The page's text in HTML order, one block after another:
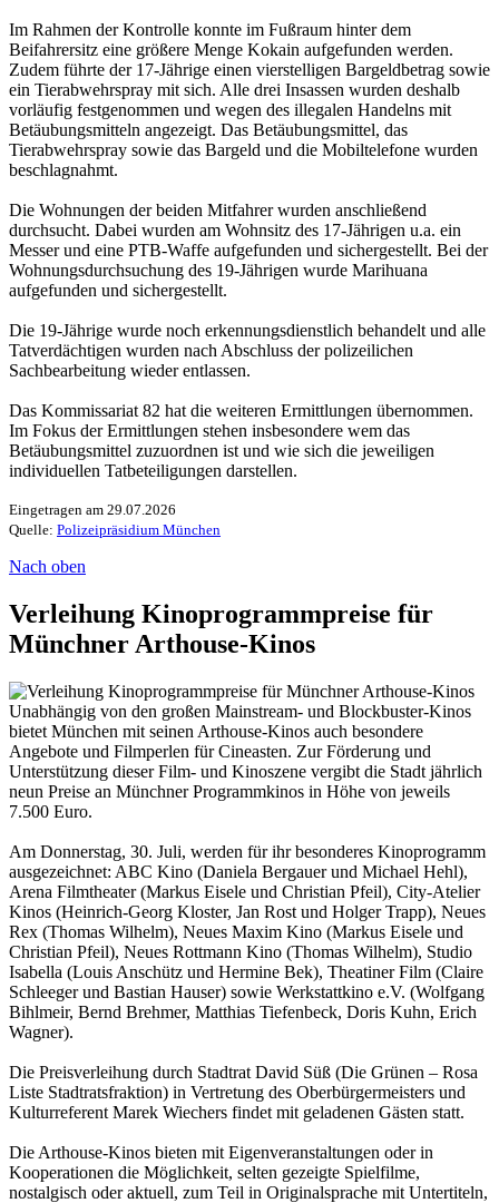
Im Rahmen der Kontrolle konnte im Fußraum hinter dem
Beifahrersitz eine größere Menge Kokain aufgefunden werden.
Zudem führte der 17-Jährige einen vierstelligen Bargeldbetrag sowie
ein Tierabwehrspray mit sich. Alle drei Insassen wurden deshalb
vorläufig festgenommen und wegen des illegalen Handelns mit
Betäubungsmitteln angezeigt. Das Betäubungsmittel, das
Tierabwehrspray sowie das Bargeld und die Mobiltelefone wurden
beschlagnahmt.
Die Wohnungen der beiden Mitfahrer wurden anschließend
durchsucht. Dabei wurden am Wohnsitz des 17-Jährigen u.a. ein
Messer und eine PTB-Waffe aufgefunden und sichergestellt. Bei der
Wohnungsdurchsuchung des 19-Jährigen wurde Marihuana
aufgefunden und sichergestellt.
Die 19-Jährige wurde noch erkennungsdienstlich behandelt und alle
Tatverdächtigen wurden nach Abschluss der polizeilichen
Sachbearbeitung wieder entlassen.
Das Kommissariat 82 hat die weiteren Ermittlungen übernommen.
Im Fokus der Ermittlungen stehen insbesondere wem das
Betäubungsmittel zuzuordnen ist und wie sich die jeweiligen
individuellen Tatbeteiligungen darstellen.
Eingetragen am 29.07.2026
Quelle: Polizeipräsidium München
Nach oben
Verleihung Kinoprogrammpreise für
Münchner Arthouse-Kinos
Unabhängig von den großen Mainstream- und Blockbuster-Kinos
bietet München mit seinen Arthouse-Kinos auch besondere
Angebote und Filmperlen für Cineasten. Zur Förderung und
Unterstützung dieser Film- und Kinoszene vergibt die Stadt jährlich
neun Preise an Münchner Programmkinos in Höhe von jeweils
7.500 Euro.
Am Donnerstag, 30. Juli, werden für ihr besonderes Kinoprogramm
ausgezeichnet: ABC Kino (Daniela Bergauer und Michael Hehl),
Arena Filmtheater (Markus Eisele und Christian Pfeil), City-Atelier
Kinos (Heinrich-Georg Kloster, Jan Rost und Holger Trapp), Neues
Rex (Thomas Wilhelm), Neues Maxim Kino (Markus Eisele und
Christian Pfeil), Neues Rottmann Kino (Thomas Wilhelm), Studio
Isabella (Louis Anschütz und Hermine Bek), Theatiner Film (Claire
Schleeger und Bastian Hauser) sowie Werkstattkino e.V. (Wolfgang
Bihlmeir, Bernd Brehmer, Matthias Tiefenbeck, Doris Kuhn, Erich
Wagner).
Die Preisverleihung durch Stadtrat David Süß (Die Grünen – Rosa
Liste Stadtratsfraktion) in Vertretung des Oberbürgermeisters und
Kulturreferent Marek Wiechers findet mit geladenen Gästen statt.
Die Arthouse-Kinos bieten mit Eigenveranstaltungen oder in
Kooperationen die Möglichkeit, selten gezeigte Spielfilme,
nostalgisch oder aktuell, zum Teil in Originalsprache mit Untertiteln,